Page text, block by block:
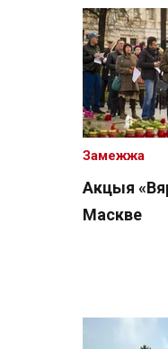
Акцыя
Маскве
Замежжа